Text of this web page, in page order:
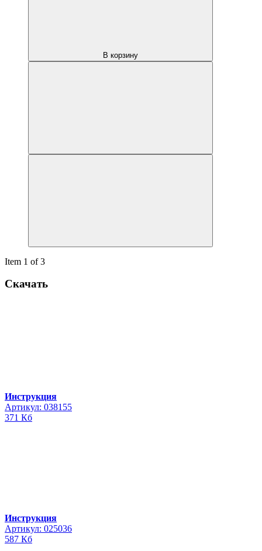
В корзину
Item 1 of 3
Скачать
Инструкция
Артикул: 038155
371 Кб
Инструкция
Артикул: 025036
587 Кб